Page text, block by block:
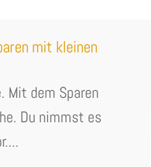
mit kleinen
Mit dem Sparen
Du nimmst es